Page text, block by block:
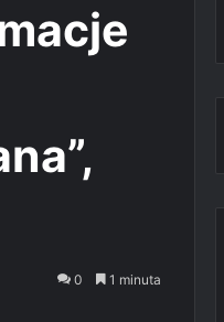
0 1 minuta